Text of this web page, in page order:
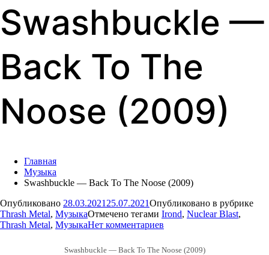
Swashbuckle —
Back To The
Noose (2009)
Главная
Музыка
Swashbuckle — Back To The Noose (2009)
Опубликовано 28.03.2021 25.07.2021Опубликовано в рубрике
Thrash Metal, МузыкаОтмечено тегами Irond, Nuclear Blast,
Thrash Metal, МузыкаНет комментариев
—
Swashbuckle — Back To The Noose (2009)